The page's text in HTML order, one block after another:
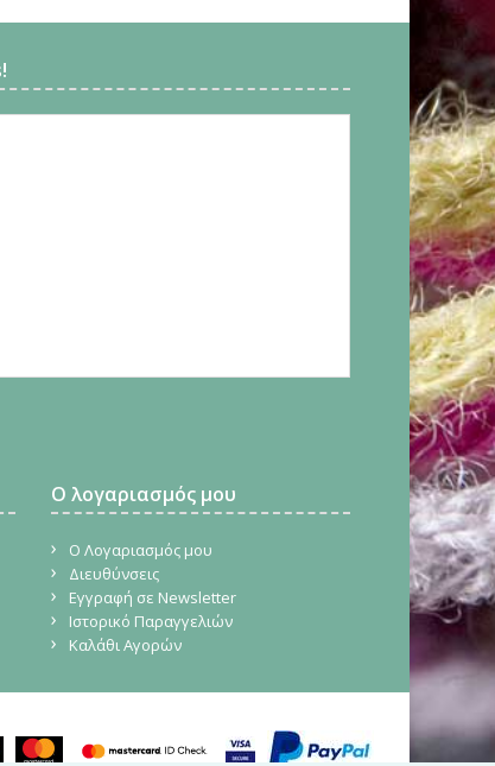
Ο λογαριασμός μου
Ο Λογαριασμός μου
Διευθύνσεις
Εγγραφή σε Newsletter
Ιστορικό Παραγγελιών
Καλάθι Αγορών